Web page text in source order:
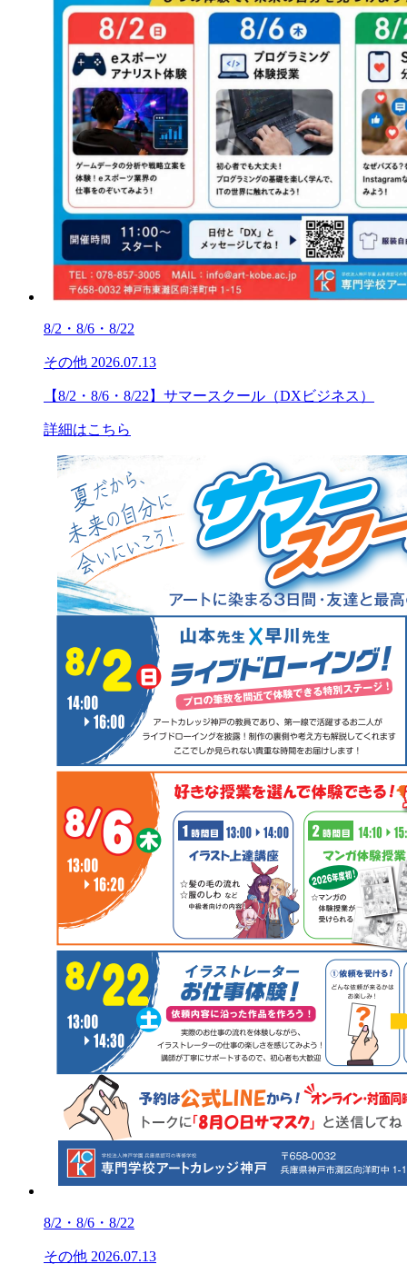
8/2・8/6・8/22
その他 2026.07.13
【8/2・8/6・8/22】サマースクール（DXビジネス）
詳細はこちら
8/2・8/6・8/22
その他 2026.07.13